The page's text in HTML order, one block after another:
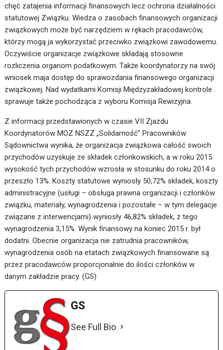
chęć zatajenia informacji finansowych lecz ochrona działalności
statutowej Związku. Wiedza o zasobach finansowych organizacji
związkowych może być narzędziem w rękach pracodawców,
którzy mogą ja wykorzystać przeciwko związkowi zawodowemu.
Oczywiście organizacje związkowe składają stosowne
rozliczenia organom podatkowym. Także koordynatorzy na swój
wniosek maja dostęp do sprawozdania finansowego organizacji
związkowej. Nad wydatkami Komisji Międzyzakładowej kontrole
sprawuje także pochodząca z wyboru Komisja Rewizyjna.
Z informacji przedstawionych w czasie VII Zjazdu
Koordynatorów MOZ NSZZ „Solidarność” Pracowników
Sądownictwa wynika, że organizacja związkowa całość swoich
przychodów uzyskuje ze składek członkowskich, a w roku 2015
wysokość tych przychodów wzrosła w stosunku do roku 2014 o
przeszło 13%. Koszty statutowe wyniosły 50,72% składek, koszty
administracyjne (usługi – obsługa prawna organizacji i członków
związku, materiały, wynagrodzenia i pozostałe – w tym delegacje
związane z interwencjami) wyniosły 46,82% składek, z tego
wynagrodzenia 3,15%. Wynik finansowy na koniec 2015 r. był
dodatni. Obecnie organizacja nie zatrudnia pracowników,
wynagrodzenia osób na etatach związkowych finansowane są
przez pracodawców proporcjonalnie do ilości członków w
danym zakładzie pracy. (GS)
GS
See Full Bio